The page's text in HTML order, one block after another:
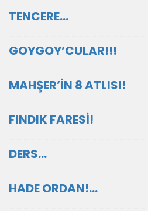
TENCERE…
GOYGOY’CULAR!!!
MAHŞER’İN 8 ATLISI!
FINDIK FARESİ!
DERS…
HADE ORDAN!…